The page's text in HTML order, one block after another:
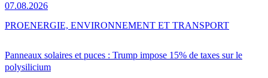
07.08.2026
Panneaux solaires et puces : Trump impose 15% de taxes sur le
polysilicium
PROENERGIE, ENVIRONNEMENT ET TRANSPORT